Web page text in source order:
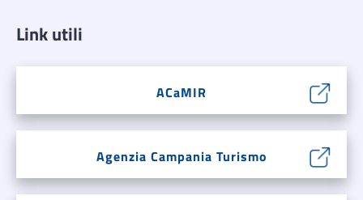
Link utili
ACaMIR
Agenzia Campania Turismo